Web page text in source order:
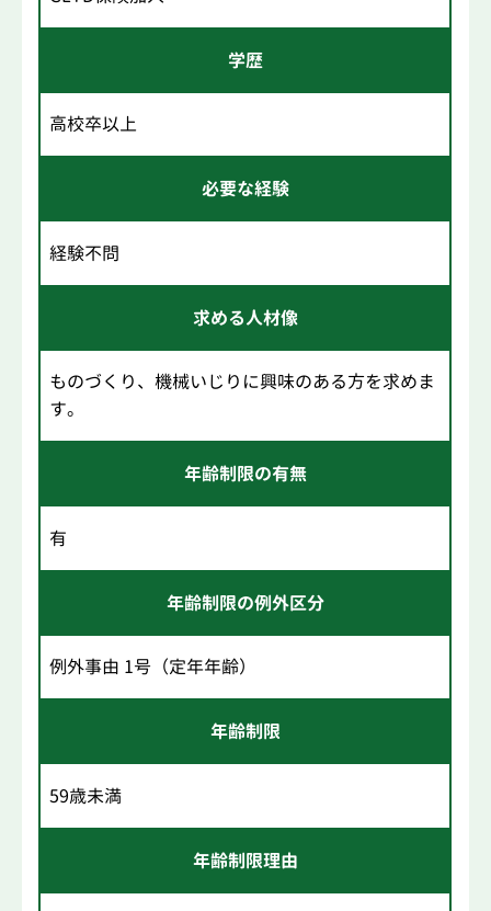
学歴
高校卒以上
必要な経験
経験不問
求める人材像
ものづくり、機械いじりに興味のある方を求めま
す。
年齢制限の有無
有
年齢制限の例外区分
例外事由 1号（定年年齢）
年齢制限
59歳未満
年齢制限理由